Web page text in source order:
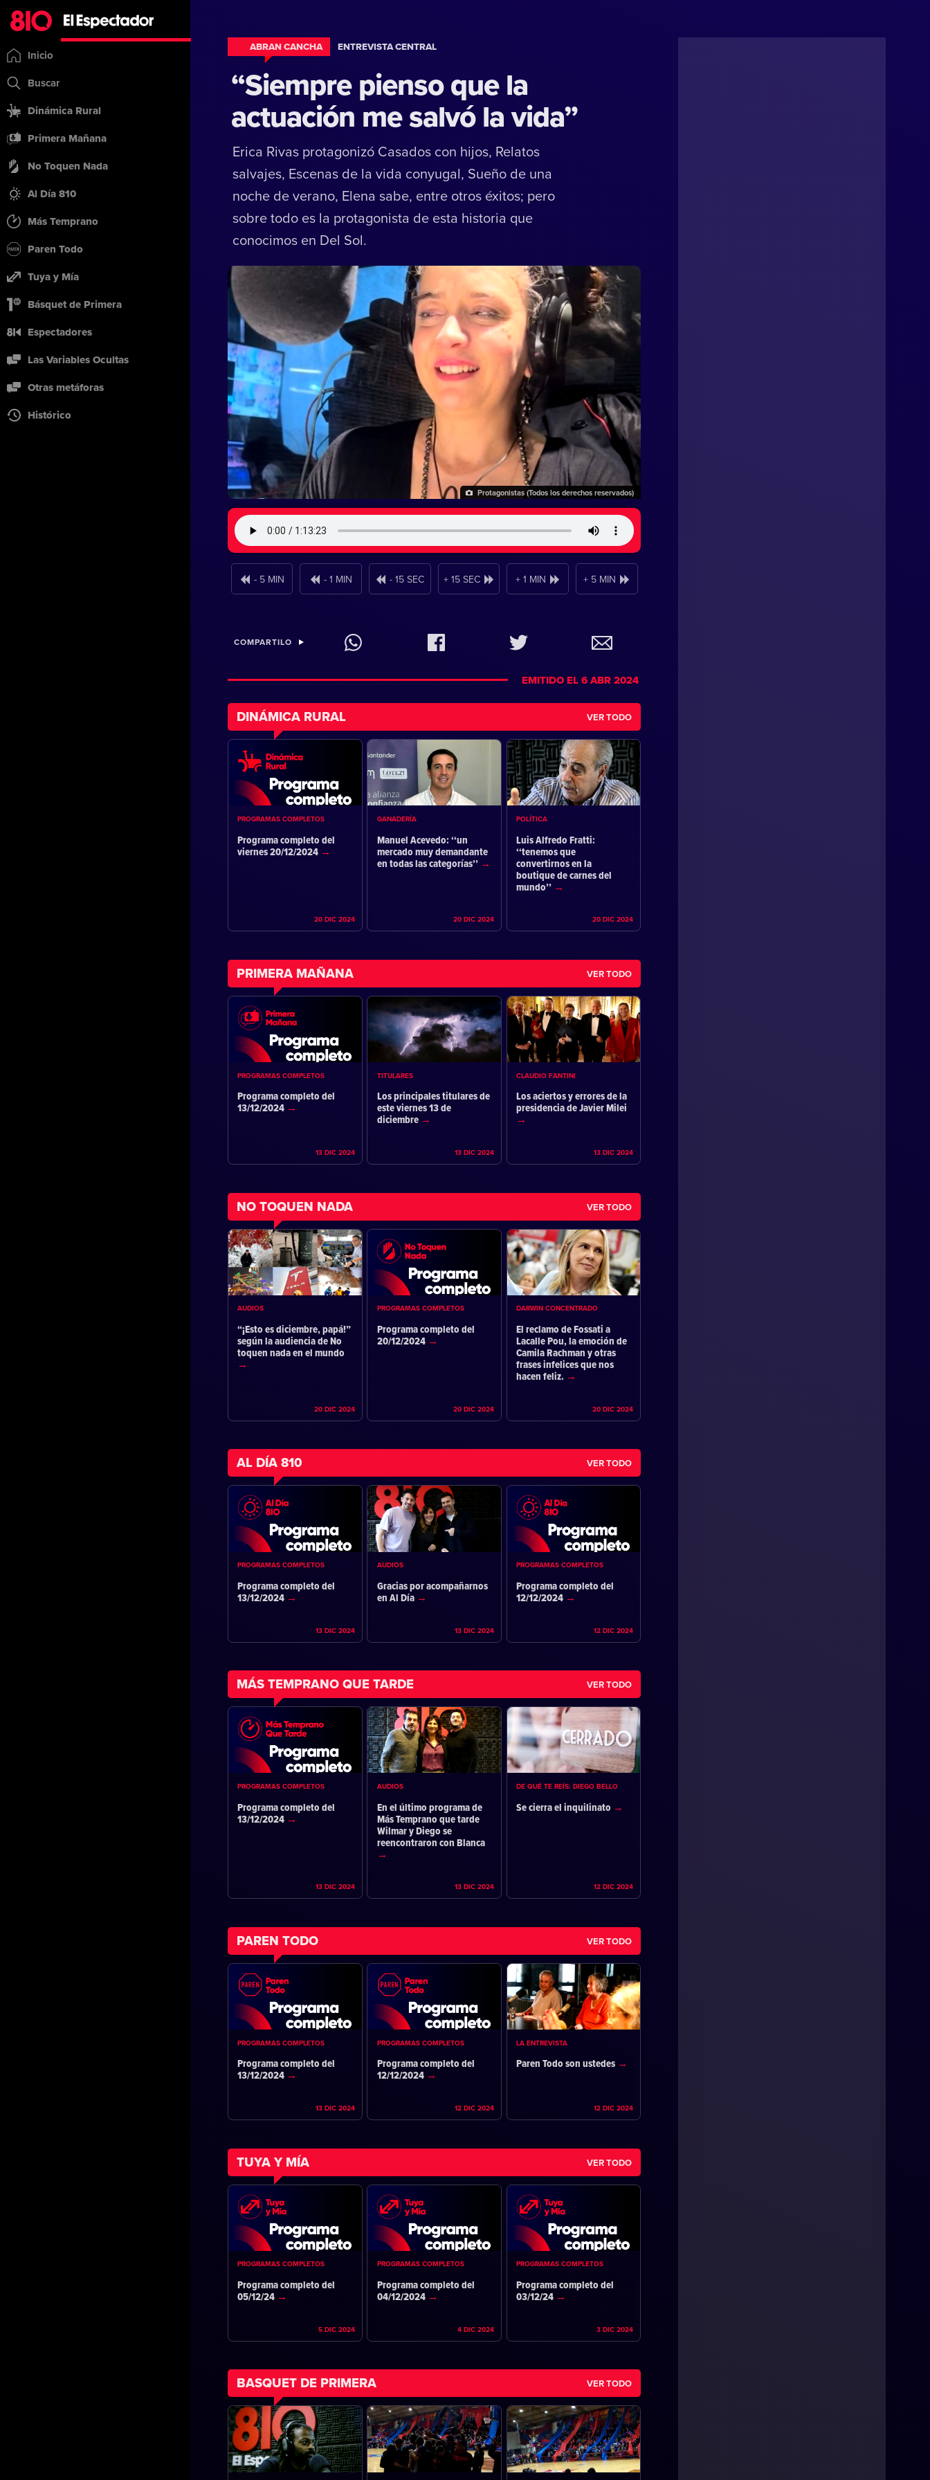
Inicio
Buscar
Dinámica Rural
Primera Mañana
No Toquen Nada
Al Día 810
Más Temprano
Paren Todo
Tuya y Mía
Básquet de Primera
Espectadores
Las Variables Ocultas
Otras metáforas
Histórico
ABRAN CANCHA ENTREVISTA CENTRAL
“Siempre pienso que la
actuación me salvó la vida”
Erica Rivas protagonizó Casados con hijos, Relatos
salvajes, Escenas de la vida conyugal, Sueño de una
noche de verano, Elena sabe, entre otros éxitos; pero
sobre todo es la protagonista de esta historia que
conocimos en Del Sol.
- 5 MIN - 1 MIN - 15 SEC + 15 SEC + 1 MIN + 5 MIN
Protagonistas (Todos los derechos reservados)
COMPARTILO
EMITIDO EL 6 ABR 2024
DINÁMICA RURAL VER TODO
PROGRAMAS COMPLETOS
Programa completo del
viernes 20/12/2024
20 DIC 2024
GANADERÍA
Manuel Acevedo: ‘‘un
mercado muy demandante
en todas las categorías’’
20 DIC 2024
POLÍTICA
Luis Alfredo Fratti:
‘‘tenemos que
convertirnos en la
boutique de carnes del
mundo’’
20 DIC 2024
PRIMERA MAÑANA VER TODO
PROGRAMAS COMPLETOS
Programa completo del
13/12/2024
13 DIC 2024
TITULARES
Los principales titulares de
este viernes 13 de
diciembre
13 DIC 2024
CLAUDIO FANTINI
Los aciertos y errores de la
presidencia de Javier Milei
13 DIC 2024
NO TOQUEN NADA VER TODO
AUDIOS
“¡Esto es diciembre, papá!”
según la audiencia de No
toquen nada en el mundo
20 DIC 2024
PROGRAMAS COMPLETOS
Programa completo del
20/12/2024
20 DIC 2024
DARWIN CONCENTRADO
El reclamo de Fossati a
Lacalle Pou, la emoción de
Camila Rachman y otras
frases infelices que nos
hacen feliz.
20 DIC 2024
AL DÍA 810 VER TODO
PROGRAMAS COMPLETOS
Programa completo del
13/12/2024
13 DIC 2024
AUDIOS
Gracias por acompañarnos
en Al Día
13 DIC 2024
PROGRAMAS COMPLETOS
Programa completo del
12/12/2024
12 DIC 2024
MÁS TEMPRANO QUE TARDE VER TODO
PROGRAMAS COMPLETOS
Programa completo del
13/12/2024
13 DIC 2024
AUDIOS
En el último programa de
Más Temprano que tarde
Wilmar y Diego se
reencontraron con Blanca
13 DIC 2024
DE QUÉ TE REÍS: DIEGO BELLO
Se cierra el inquilinato
12 DIC 2024
PAREN TODO VER TODO
PROGRAMAS COMPLETOS
Programa completo del
13/12/2024
13 DIC 2024
PROGRAMAS COMPLETOS
Programa completo del
12/12/2024
12 DIC 2024
LA ENTREVISTA
Paren Todo son ustedes
12 DIC 2024
TUYA Y MÍA VER TODO
PROGRAMAS COMPLETOS
Programa completo del
05/12/24
5 DIC 2024
PROGRAMAS COMPLETOS
Programa completo del
04/12/2024
4 DIC 2024
PROGRAMAS COMPLETOS
Programa completo del
03/12/24
3 DIC 2024
BASQUET DE PRIMERA VER TODO